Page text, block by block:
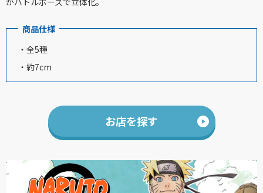
商品仕様
・全5種
・約7cm
お店を探す